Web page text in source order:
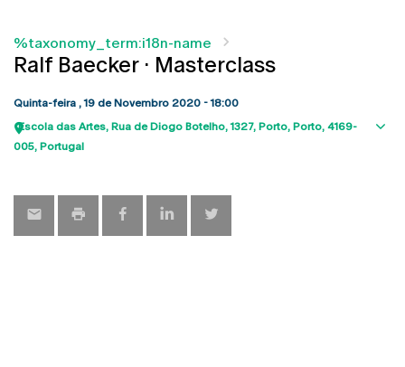
%taxonomy_term:i18n-name
Ralf Baecker · Masterclass
Quinta-feira , 19 de Novembro 2020 - 18:00
Escola das Artes Rua de Diogo Botelho, 1327 Porto Porto 4169-
005 Portugal